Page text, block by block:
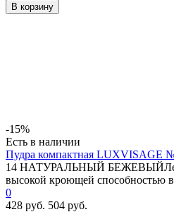
В корзину
-15%
Есть в наличии
Пудра компактная LUXVISAGE
14 НАТУРАЛЬНЫЙ
высокой кроющей способностью
0
428 руб. 504 руб.